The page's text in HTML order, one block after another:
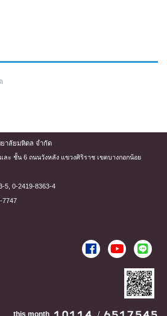
าลัยมหิดล จำกัด
ะ ชั้น 6 ถนนวังหลัง แขวงศิริราช เขตบางกอกน้อย
5, 0-2419-8363-4
7747